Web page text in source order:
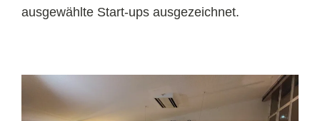
ausgewählte Start-ups ausgezeichnet.